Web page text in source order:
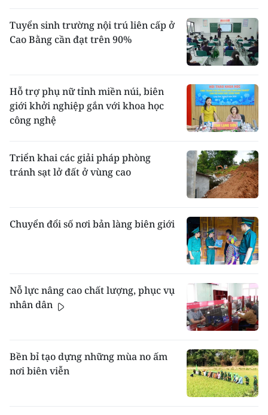
Tuyển sinh trường nội trú liên cấp ở
Cao Bằng cần đạt trên 90%
Hỗ trợ phụ nữ tỉnh miền núi, biên
giới khởi nghiệp gắn với khoa học
công nghệ
Triển khai các giải pháp phòng
tránh sạt lở đất ở vùng cao
Chuyển đổi số nơi bản làng biên giới
Nỗ lực nâng cao chất lượng, phục vụ
nhân dân
Bền bỉ tạo dựng những mùa no ấm
nơi biên viễn